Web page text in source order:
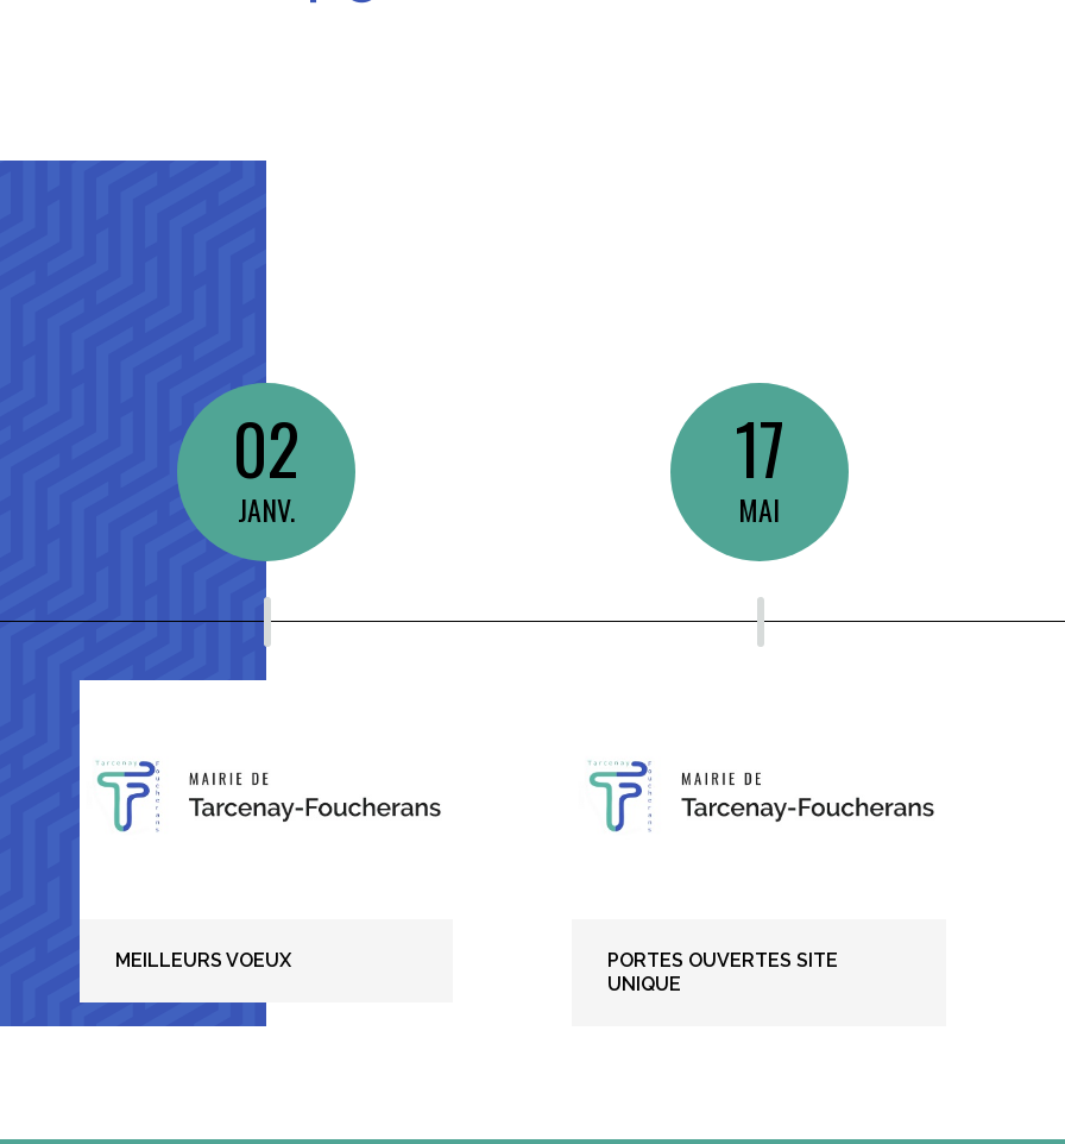
02
JANV.
MEILLEURS VOEUX
17
MAI
PORTES OUVERTES SITE
UNIQUE